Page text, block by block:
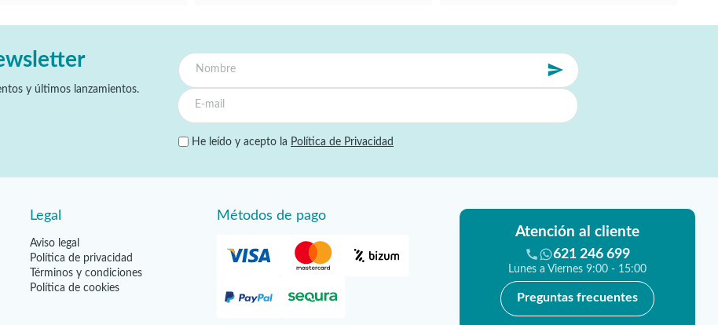
y últimos lanzamientos.
He leído y acepto la Política de Privacidad
Legal
Aviso legal
Política de privacidad
Términos y condiciones
Política de cookies
Métodos de pago
Atención al cliente
621 246 699
Lunes a Viernes 9:00 - 15:00
Preguntas frecuentes